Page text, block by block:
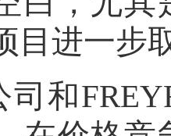
目进一步
司和